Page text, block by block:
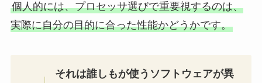
個人的には、プロセッサ選びで重要視するのは、
実際に自分の目的に合った性能かどうかです。
それは誰しもが使うソフトウェアが異